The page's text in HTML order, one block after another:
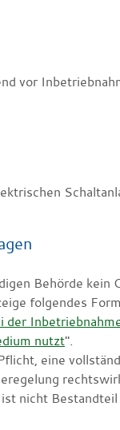
vor
Behörde
folgendes
der
nutzt".
eine
nicht